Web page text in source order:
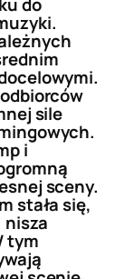
do
sile
i
sceny.
stała się,
nisza
tym